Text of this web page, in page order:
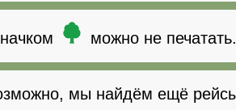
можно не печатать.
мы найдём ещё